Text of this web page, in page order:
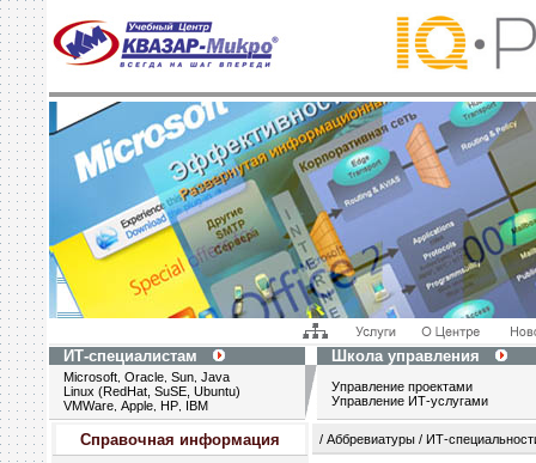
ИТ-специалистам Школа управления
Microsoft Oracle Sun Java
Linux (RedHat, SuSE, Ubuntu)
VMWare Apple HP IBM
Управление проектами
Управление ИТ-услугами
Справочная информация / Аббревиатуры / ИТ-